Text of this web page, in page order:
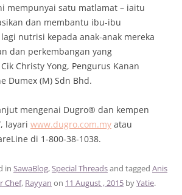
mempunyai satu matlamat – iaitu
dan membantu ibu-ibu
nutrisi kepada anak-anak mereka
dan perkembangan yang
Christy Yong, Pengurus Kanan
Dumex (M) Sdn Bhd.
mengenai Dugro® dan kempen
, layari www.dugro.com.my atau
di 1-800-38-1038.
in SawaBlog,Special Threadsand tagged Anis
Chef, Rayyan on 11 August , 2015 byYatie.